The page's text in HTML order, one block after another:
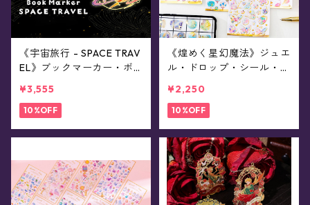
《宇宙旅行 - SPACE TRAV
EL》ブックマーカー・ボ
¥3,555
10%OFF
《煌めく星幻魔法》ジュエ
ル・ドロップ・シール・ラ
¥2,250
10%OFF